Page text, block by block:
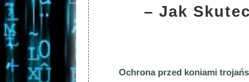
– Jak
Ochrona przed koniami